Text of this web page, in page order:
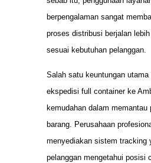
berpengalaman sangat
proses distribusi berjalan
sesuai kebutuhan pelanggan.
Salah satu keuntungan utama
ekspedisi full container ke
kemudahan dalam memantau
barang. Perusahaan
menyediakan sistem tracking
pelanggan mengetahui posisi